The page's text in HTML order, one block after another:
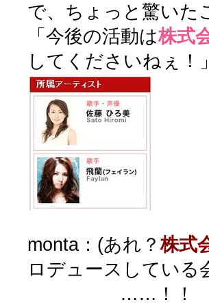
で、ちょっと驚いた
「今後の活動は株式
してくださいねぇ！
monta：(あれ？株式
ロデュースしている
……！！